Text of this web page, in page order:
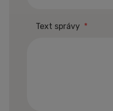
Text správy *